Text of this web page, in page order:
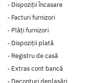
- Dispoziții încasare
- Facturi furnizori
- Plăți furnizori
- Dispoziții plată
- Registru de casă
- Extras cont bancă